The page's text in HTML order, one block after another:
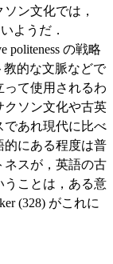
ン文化では，
ようだ．
politeness の戦略
教的な文脈などで
って使用されるわ
クソン文化や古英
であれ現代に比べ
的にある程度は普
ネスが，英語の古
うことは，ある意
(328) がこれに